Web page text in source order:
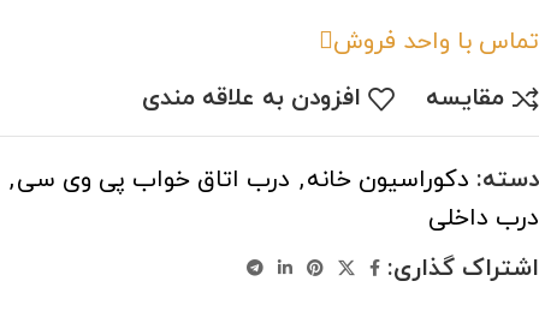
تماس با واحد فروش
مقایسه
افزودن به علاقه مندی
دسته: دکوراسیون خانه, درب اتاق خواب پی وی سی,
درب داخلی
اشتراک گذاری: